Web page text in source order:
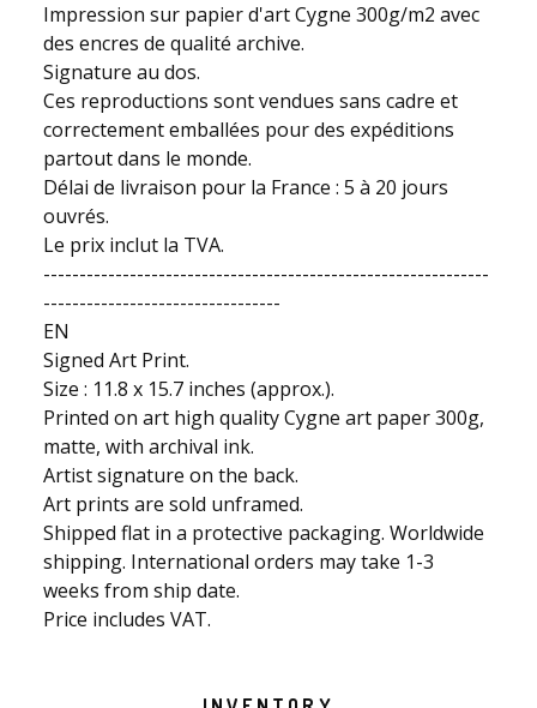
Impression sur papier d'art Cygne 300g/m2 avec
des encres de qualité archive.
Signature au dos.
Ces reproductions sont vendues sans cadre et
correctement emballées pour des expéditions
partout dans le monde.
Délai de livraison pour la France : 5 à 20 jours
ouvrés.
Le prix inclut la TVA.
--------------------------------------------------------------
---------------------------------
EN
Signed Art Print.
Size : 11.8 x 15.7 inches (approx.).
Printed on art high quality Cygne art paper 300g,
matte, with archival ink.
Artist signature on the back.
Art prints are sold unframed.
Shipped flat in a protective packaging. Worldwide
shipping. International orders may take 1-3
weeks from ship date.
Price includes VAT.